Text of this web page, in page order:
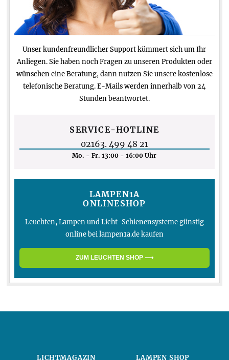
Unser kundenfreundlicher Support kümmert sich um Ihr
Anliegen. Sie haben noch Fragen zu unseren Produkten oder
wünschen eine Beratung, dann nutzen Sie unsere kostenlose
telefonische Beratung. E-Mails werden innerhalb von 24
Stunden beantwortet.
SERVICE-HOTLINE
02163. 499 48 21
Mo. - Fr. 13:00 - 16:00 Uhr
LAMPEN1A
ONLINESHOP
Leuchten, Lampen und Licht-Schienensysteme günstig
online bei lampen1a.de kaufen
ZUM LEUCHTEN SHOP ⟶
LICHTMAGAZIN LAMPEN SHOP